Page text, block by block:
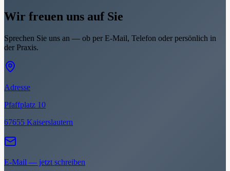
Wir freuen uns auf Sie
Sprechen Sie uns an — ob per E-Mail, Telefon oder persönlich in
der Praxis.
Adresse
Pfaffplatz 10
67655 Kaiserslautern
E-Mail — jetzt schreiben